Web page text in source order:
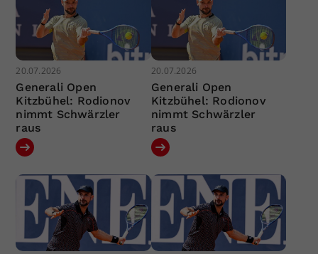
20.07.2026
Generali Open
Kitzbühel: Rodionov
nimmt Schwärzler
raus
20.07.2026
Generali Open
Kitzbühel: Rodionov
nimmt Schwärzler
raus